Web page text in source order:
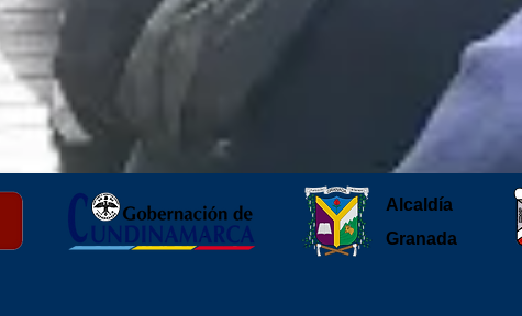
Alcaldía
Granada